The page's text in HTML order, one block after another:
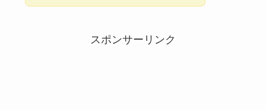
スポンサーリンク